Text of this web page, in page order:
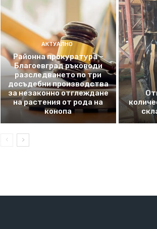
АКТУАЛНО
Районна прокуратура –
Благоевград ръководи
разследването по три
досъдебни производства
за незаконно отглеждане
на растения от рода на
конопа